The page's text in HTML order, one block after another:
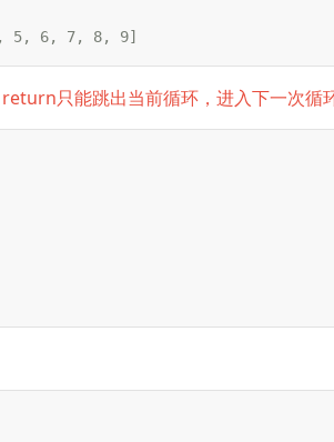
5, 6, 7, 8, 9]
只能跳出当前循环，进入下一次循